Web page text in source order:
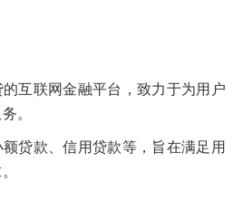
互联网金融平台，致力于为用户
。
贷款、信用贷款等，旨在满足用